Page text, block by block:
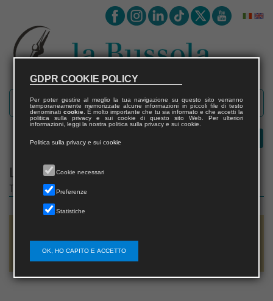
Le Maschere
Testi teatrali antichi, moderni e contemporanei
Antonio LANZA
GDPR COOKIE POLICY
Per poter gestire al meglio la tua navigazione su questo sito verranno
temporaneamente memorizzate alcune informazioni in piccoli file di testo
denominati cookie. È molto importante che tu sia informato e che accetti la
politica sulla privacy e sui cookie di questo sito Web. Per ulteriori
informazioni, leggi la nostra politica sulla privacy e sui cookie.
Politica sulla privacy e sui cookie
Cookie necessari
Preferenze
Statistiche
OK, HO CAPITO E ACCETTO